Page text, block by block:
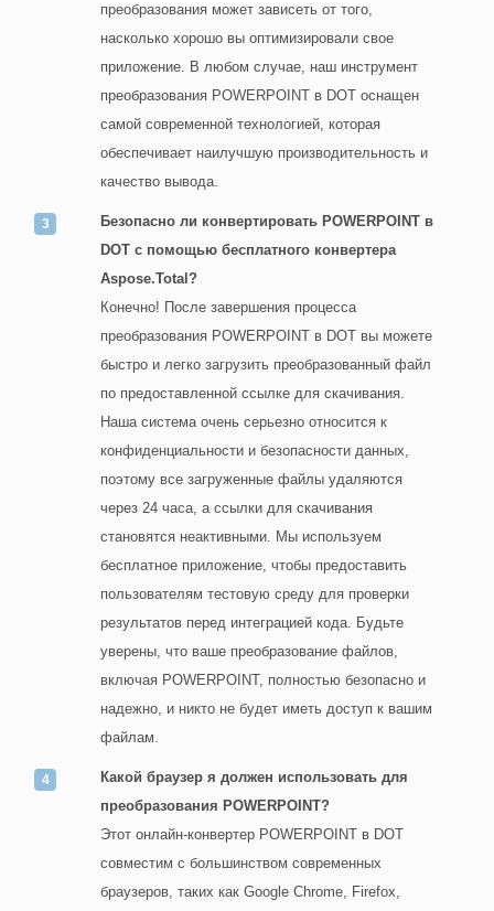
преобразования может зависеть от того,
насколько хорошо вы оптимизировали свое
приложение. В любом случае, наш инструмент
преобразования POWERPOINT в DOT оснащен
самой современной технологией, которая
обеспечивает наилучшую производительность и
качество вывода.
Безопасно ли конвертировать POWERPOINT в
DOT с помощью бесплатного конвертера
Aspose.Total?
Конечно! После завершения процесса
преобразования POWERPOINT в DOT вы можете
быстро и легко загрузить преобразованный файл
по предоставленной ссылке для скачивания.
Наша система очень серьезно относится к
конфиденциальности и безопасности данных,
поэтому все загруженные файлы удаляются
через 24 часа, а ссылки для скачивания
становятся неактивными. Мы используем
бесплатное приложение, чтобы предоставить
пользователям тестовую среду для проверки
результатов перед интеграцией кода. Будьте
уверены, что ваше преобразование файлов,
включая POWERPOINT, полностью безопасно и
надежно, и никто не будет иметь доступ к вашим
файлам.
Какой браузер я должен использовать для
преобразования POWERPOINT?
Этот онлайн-конвертер POWERPOINT в DOT
совместим с большинством современных
браузеров, таких как Google Chrome, Firefox,